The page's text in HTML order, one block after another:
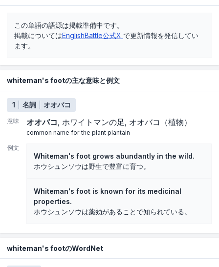
この単語の語源は掲載準備中です。
掲載についてはEnglishBattle公式X で更新情報を発信してい
ます。
whiteman's footの主な意味と例文
1 名詞 オオバコ
意味 オオバコ ホワイトマンの足 オオバコ（植物）
common name for the plant plantain
例文
Whiteman's foot grows abundantly in the wild.
ホウシュンソウは野生で豊富に育つ。
Whiteman's foot is known for its medicinal
properties.
ホウシュンソウは薬効があることで知られている。
whiteman's footのWordNet